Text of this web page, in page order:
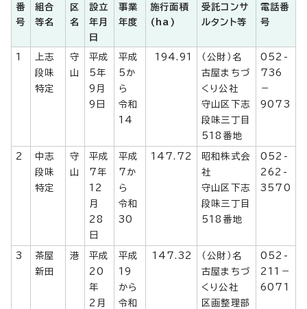
番
号
組合
等名
区
名
設立
年月
日
事業
年度
施行面積
(ha)
受託コンサ
ルタント等
電話番
号
1
上志
段味
特定
守
山
平成
5年
9月
9日
平成
5か
ら
令和
14
194.91
（公財）名
古屋まちづ
くり公社
守山区下志
段味三丁目
518番地
052-
736
－
9073
2
中志
段味
特定
守
山
平成
7年
12
月
28
日
平成
7か
ら
令和
30
147.72
昭和株式会
社
守山区下志
段味三丁目
518番地
052-
262-
3570
3
茶屋
新田
港
平成
20
年
2月
平成
19
から
令和
147.32
（公財）名
古屋まちづ
くり公社
区画整理部
052-
211－
6071